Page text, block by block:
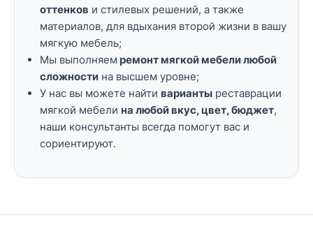
оттенков и стилевых решений, а также
материалов, для вдыхания второй жизни в вашу
мягкую мебель;
Мы выполняем ремонт мягкой мебели любой
сложности на высшем уровне;
У нас вы можете найти варианты реставрации
мягкой мебели на любой вкус, цвет, бюджет,
наши консультанты всегда помогут вас и
сориентируют.